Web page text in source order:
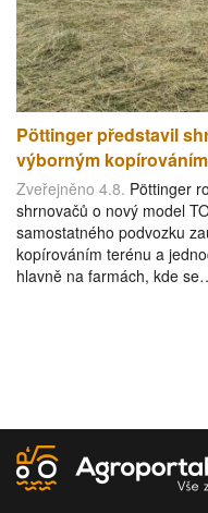
Pöttinger představil
výborným
Zveřejněno 4.8. Pöttinger
shrnovačů o nový model
samostatného podvozku
kopírováním terénu a
hlavně na farmách, kde